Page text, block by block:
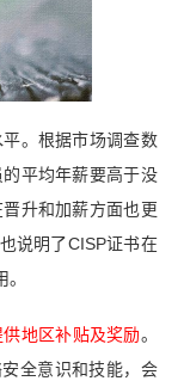
。根据市场调查数
平均年薪要高于没
升和加薪方面也更
说明了CISP证书在
地区补贴及奖励。
全意识和技能，会